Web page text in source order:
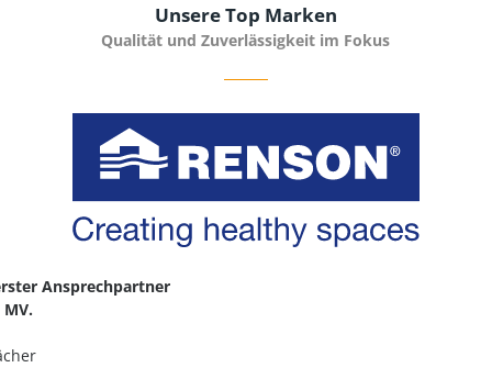
Unsere Top Marken
Qualität und Zuverlässigkeit im Fokus
Ansprechpartner